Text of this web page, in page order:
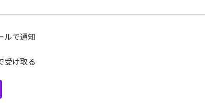
ルで通知
受け取る